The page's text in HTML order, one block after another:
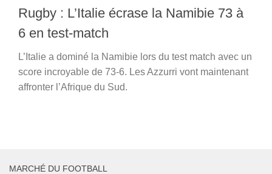
Rugby : L’Italie écrase la Namibie 73 à
6 en test-match
L’Italie a dominé la Namibie lors du test match avec un
score incroyable de 73-6. Les Azzurri vont maintenant
affronter l’Afrique du Sud.
MARCHÉ DU FOOTBALL